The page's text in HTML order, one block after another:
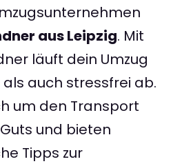
aus Leipzig. Mit
läuft dein Umzug
auch stressfrei ab.
um den Transport
und bieten
Tipps zur